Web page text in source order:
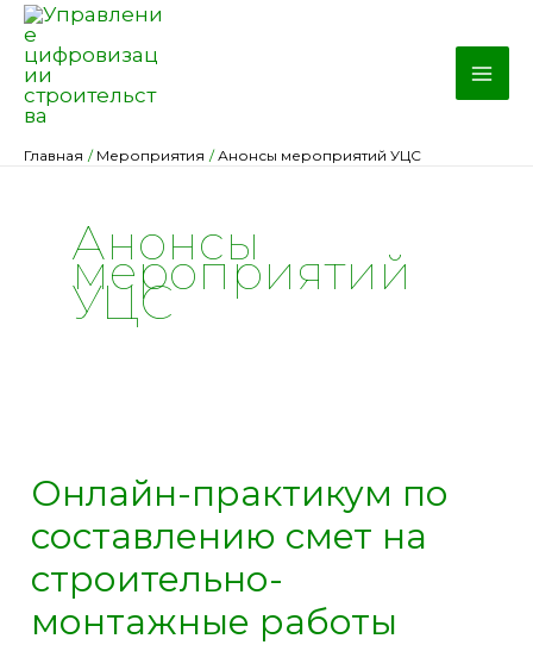
Перейти
содержимому
Главная Мероприятия Анонсы мероприятий УЦС
Анонсы
мероприятий
УЦС
Онлайн-практикум по
составлению смет на
строительно-
монтажные работы